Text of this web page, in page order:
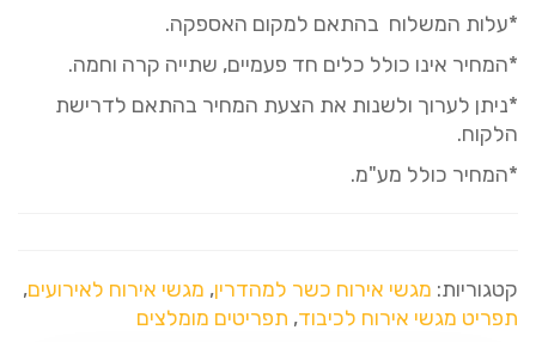
*עלות המשלוח בהתאם למקום האספקה.
*המחיר אינו כולל כלים חד פעמיים, שתייה קרה וחמה.
*ניתן לערוך ולשנות את הצעת המחיר בהתאם לדרישת
הלקוח.
*המחיר כולל מע"מ.
קטגוריות: מגשי אירוח כשר למהדרין, מגשי אירוח לאירועים,
תפריט מגשי אירוח לכיבוד, תפריטים מומלצים